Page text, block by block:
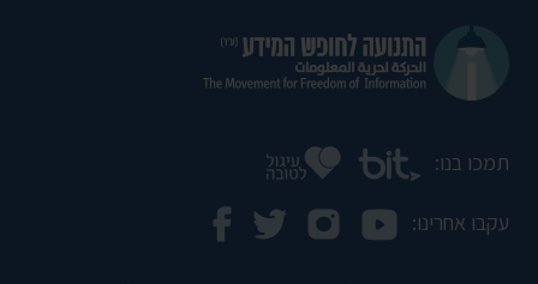
תמכו בנו:
עקבו אחרינו: